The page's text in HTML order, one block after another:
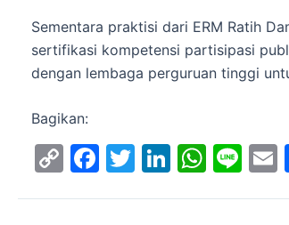
Sementara praktisi dari ERM Ratih
sertifikasi kompetensi partisipasi
dengan lembaga perguruan tinggi
Bagikan:
C
F
T
Li W Li